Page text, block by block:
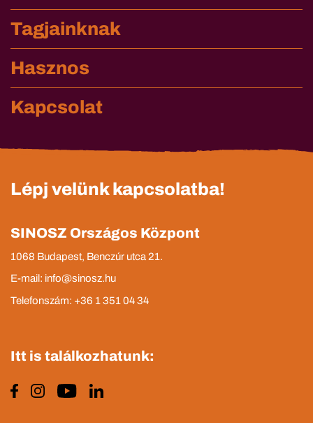
Tagjainknak
Hasznos
Kapcsolat
Lépj velünk kapcsolatba!
SINOSZ Országos Központ
1068 Budapest, Benczúr utca 21.
E-mail: info@sinosz.hu
Telefonszám: +36 1 351 04 34
Itt is találkozhatunk: